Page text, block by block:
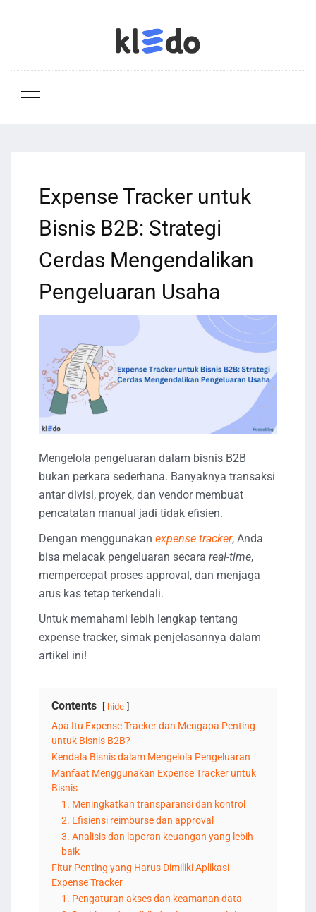
Expense Tracker untuk
Bisnis B2B: Strategi
Cerdas Mengendalikan
Pengeluaran Usaha
Mengelola pengeluaran dalam bisnis B2B
bukan perkara sederhana. Banyaknya transaksi
antar divisi, proyek, dan vendor membuat
pencatatan manual jadi tidak efisien.
Dengan menggunakan expense tracker, Anda
bisa melacak pengeluaran secara real-time,
mempercepat proses approval, dan menjaga
arus kas tetap terkendali.
Untuk memahami lebih lengkap tentang
expense tracker, simak penjelasannya dalam
artikel ini!
Contents hide
Apa Itu Expense Tracker dan Mengapa Penting
untuk Bisnis B2B?
Kendala Bisnis dalam Mengelola Pengeluaran
Manfaat Menggunakan Expense Tracker untuk
Bisnis
1. Meningkatkan transparansi dan kontrol
2. Efisiensi reimburse dan approval
3. Analisis dan laporan keuangan yang lebih
baik
Fitur Penting yang Harus Dimiliki Aplikasi
Expense Tracker
1. Pengaturan akses dan keamanan data